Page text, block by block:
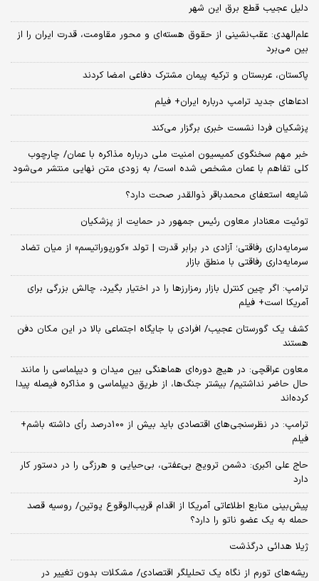
دلیل عجیب قطع برق این شهر
علم‌الهدی: عقب‌نشینی از حقوق هسته‌ای و محور مقاومت، قدرت ایران را از
بین می‌برد
پاکستان، عربستان و ترکیه پیمان مشترک دفاعی امضا کردند
ادعاهای جدید ترامپ درباره ایران+ فیلم
پزشکیان فردا نشست خبری برگزار می‌کند
خبر مهم سخنگوی کمیسیون امنیت ملی درباره مذاکره با عمان/ چارچوب
کلی تفاهم با عمان مشخص شده است/ به زودی متن نهایی منتشر می‌شود
شایعه استعفای محمدباقر ذوالقدر صحت دارد؟
توئیت معنادار معاون رئیس جمهور در حمایت از پزشکیان
سرمایه‌داری رفاقتی؛ آزادی در برابر قدرت | تولد «کورپوراتیسم» از میان تضاد
سرمایه‌داری رفاقتی با منطق بازار
ترامپ: اگر چین کنترل بازار رمزارزها را در اختیار بگیرد، چالش بزرگی برای
آمریکا است+ فیلم
کشف یک گورستان عجیب/ افرادی با جایگاه اجتماعی بالا در این مکان دفن
هستند
معاون عراقچی: در هیچ دوره‌ای هماهنگی بین میدان و دیپلماسی را مانند
حال حاضر نداشتیم/ بیشتر جنگ‌ها، از طریق دیپلماسی و مذاکره فیصله پیدا
کرده‌اند
ترامپ: در نظرسنجی‌های اقتصادی باید بیش از 100درصد رأی داشته باشم+
فیلم
حاج علی اکبری: دشمن ترویج بی‌عفتی، بی‌حیایی و هرزگی را در دستور کار
دارد
پیش‌بینی منابع اطلاعاتی آمریکا از اقدام قریب‌الوقوع پوتین/ روسیه قصد
حمله به یک عضو ناتو را دارد؟
ژیلا هدائی درگذشت
ریشه‌های تورم از نگاه یک تحلیلگر اقتصادی/ مشکلات بدون تغییر در